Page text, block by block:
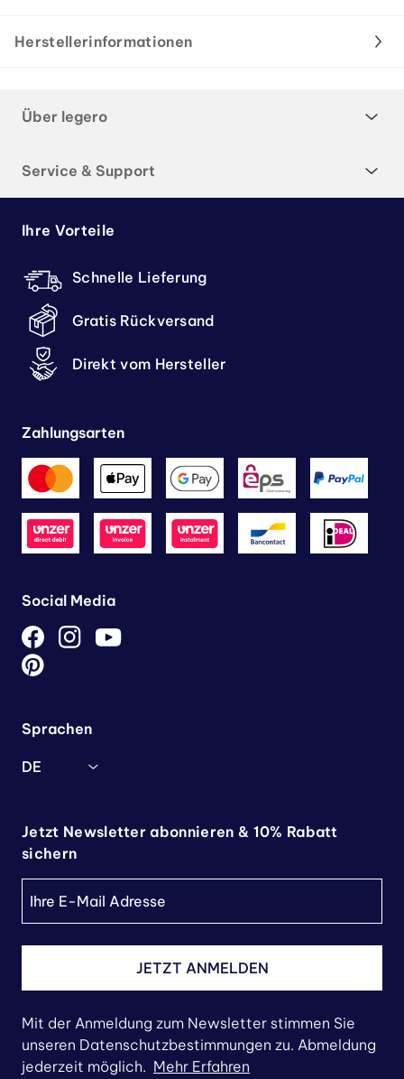
Herstellerinformationen
Über legero
Service & Support
Ihre Vorteile
Schnelle Lieferung
Gratis Rückversand
Direkt vom Hersteller
Zahlungsarten
Social Media
Sprachen
DE
Jetzt Newsletter abonnieren & 10% Rabatt
sichern
JETZT ANMELDEN
Mit der Anmeldung zum Newsletter stimmen Sie
unseren Datenschutzbestimmungen zu. Abmeldung
jederzeit möglich. Mehr Erfahren